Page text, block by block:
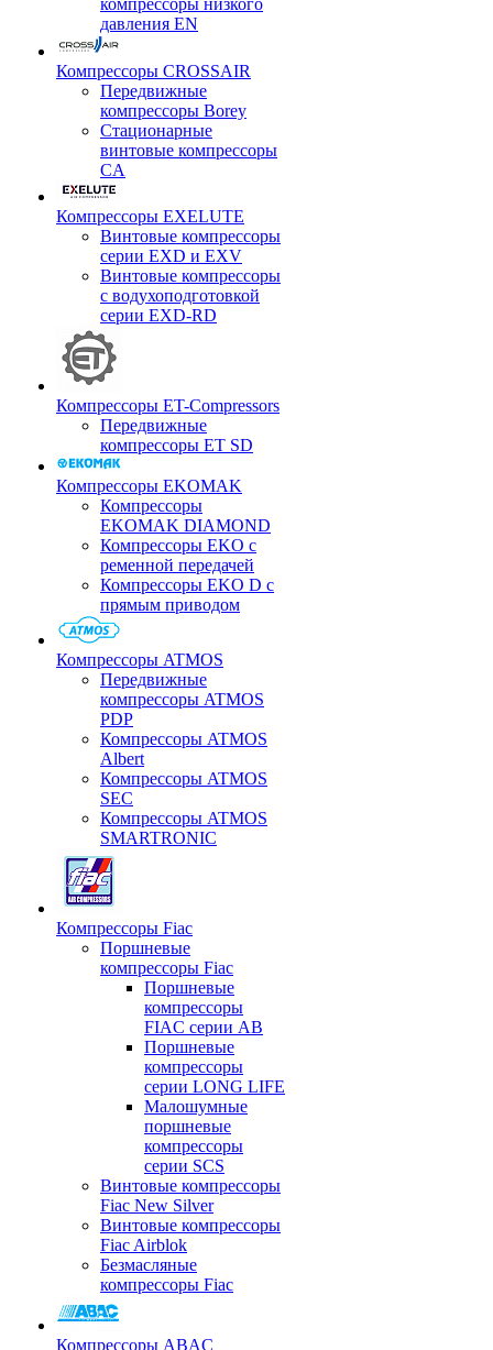
компрессоры низкого
давления EN
Компрессоры CROSSAIR
Передвижные
компрессоры Borey
Стационарные
винтовые компрессоры
CA
Компрессоры EXELUTE
Винтовые компрессоры
серии EXD и EXV
Винтовые компрессоры
с водухоподготовкой
серии EXD-RD
Компрессоры ET-Compressors
Передвижные
компрессоры ET SD
Компрессоры EKOMAK
Компрессоры
EKOMAK DIAMOND
Компрессоры EKO c
ременной передачей
Компрессоры EKO D с
прямым приводом
Компрессоры ATMOS
Передвижные
компрессоры ATMOS
PDP
Компрессоры ATMOS
Albert
Компрессоры ATMOS
SEC
Компрессоры ATMOS
SMARTRONIC
Компрессоры Fiac
Поршневые
компрессоры Fiac
Поршневые
компрессоры
FIAC серии AB
Поршневые
компрессоры
серии LONG LIFE
Малошумные
поршневые
компрессоры
серии SCS
Винтовые компрессоры
Fiac New Silver
Винтовые компрессоры
Fiac Airblok
Безмасляные
компрессоры Fiac
Компрессоры ABAC